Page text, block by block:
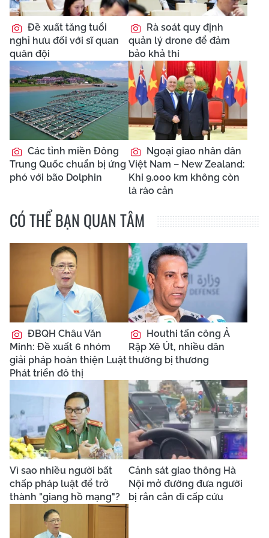
Đề xuất tăng tuổi
nghỉ hưu đối với sĩ quan
quân đội
Rà soát quy định
quản lý drone để đảm
bảo khả thi
Các tỉnh miền Đông
Trung Quốc chuẩn bị ứng
phó với bão Dolphin
Ngoại giao nhân dân
Việt Nam – New Zealand:
Khi 9.000 km không còn
là rào cản
CÓ THỂ BẠN QUAN TÂM
ĐBQH Châu Văn
Minh: Đề xuất 6 nhóm
giải pháp hoàn thiện Luật
Phát triển đô thị
Houthi tấn công Ả
Rập Xê Út, nhiều dân
thường bị thương
Vì sao nhiều người bất
chấp pháp luật để trở
thành "giang hồ mạng"?
Cảnh sát giao thông Hà
Nội mở đường đưa người
bị rắn cắn đi cấp cứu